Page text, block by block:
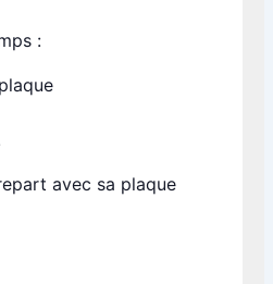
:
avec sa plaque